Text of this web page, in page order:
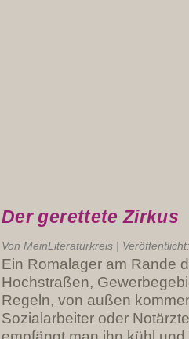
Der gerettete Zirkus
Von MeinLiteraturkreis |
Ein Romalager am Rande
Hochstraßen,
Regeln, von außen
Sozialarbeiter oder